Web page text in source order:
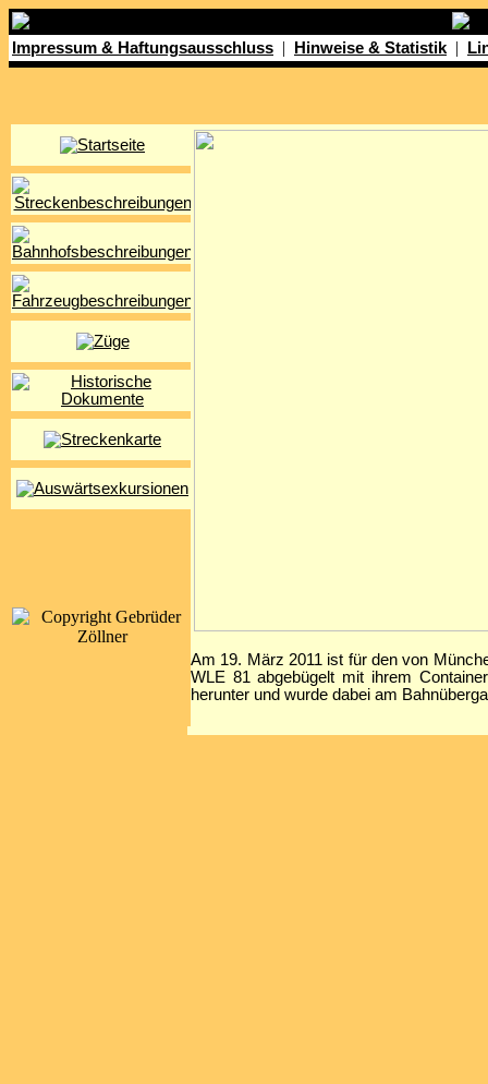
Impressum & Haftungsausschluss | Hinweise & Statistik |
Am 19. März 2011 ist für den von
WLE 81 abgebügelt mit ihrem
herunter und wurde dabei am